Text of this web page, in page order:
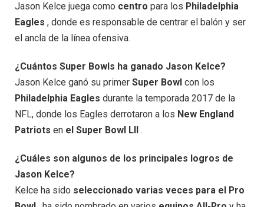
Jason Kelce juega como centro para los Philadelphia
Eagles , donde es responsable de centrar el balón y ser
el ancla de la línea ofensiva.
¿Cuántos Super Bowls ha ganado Jason Kelce?
Jason Kelce ganó su primer Super Bowl con los
Philadelphia Eagles durante la temporada 2017 de la
NFL, donde los Eagles derrotaron a los New England
Patriots en el Super Bowl LII .
¿Cuáles son algunos de los principales logros de
Jason Kelce?
Kelce ha sido seleccionado varias veces para el Pro